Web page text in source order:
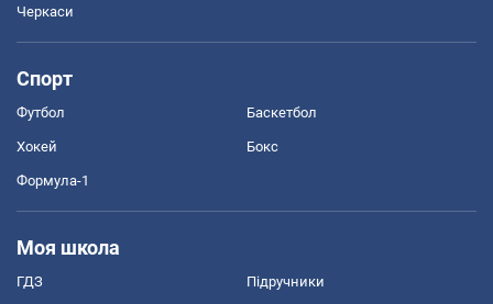
Черкаси
Спорт
Футбол Баскетбол
Хокей Бокс
Формула-1
Моя школа
ГДЗ Підручники